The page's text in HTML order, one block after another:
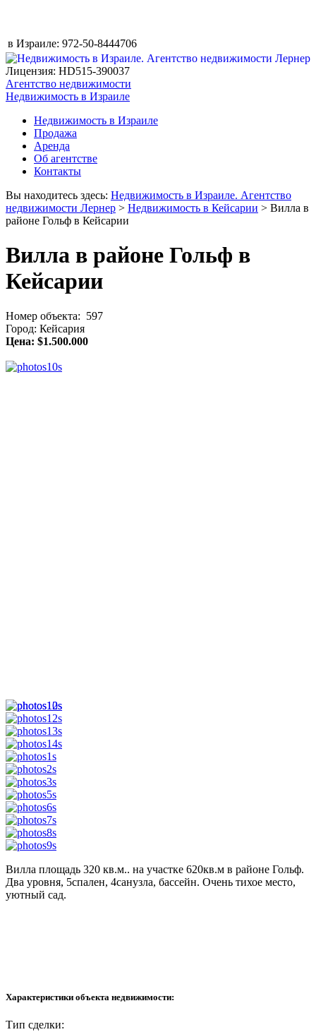
в Израиле: 972-50-8444706
Лицензия: HD515-390037
Агентство недвижимости
Недвижимость в Израиле
Недвижимость в Израиле
Продажа
Аренда
Об агентстве
Контакты
Вы находитесь здесь: Недвижимость в Израиле. Агентство
недвижимости Лернер > Недвижимость в Кейсарии > Вилла в
районе Гольф в Кейсарии
Вилла в районе Гольф в
Кейсарии
Номер объекта: 597
Город: Кейсария
Цена: $1.500.000
Вилла площадь 320 кв.м.. на участке 620кв.м в районе Гольф.
Два уровня, 5спален, 4санузла, бассейн. Очень тихое место,
уютный сад.
Характеристики объекта недвижимости:
Тип сделки: